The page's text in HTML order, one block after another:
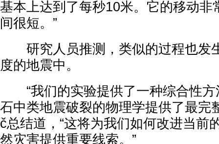
基本上达到了每秒10米。它的移动非
间很短。”
研究人员推测，类似的过程也发
度的地震中。
“我们的实验提供了一种综合性方
石中类地震破裂的物理学提供了最完
č总结道，“这将为我们如何改进当前
然灾害提供重要线索。”